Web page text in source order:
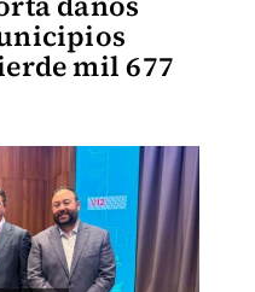
mil 677